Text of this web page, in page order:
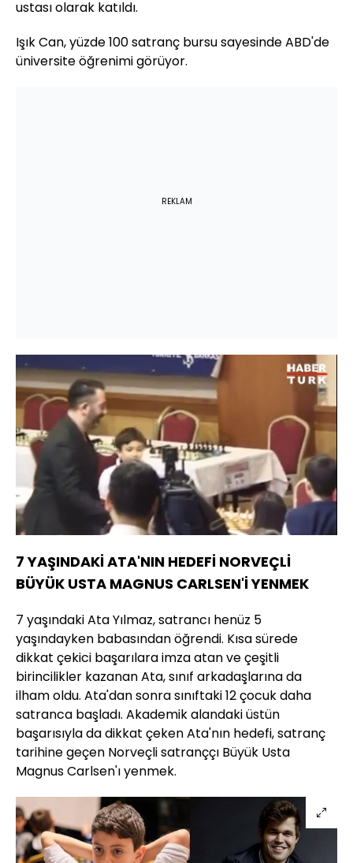
ustası olarak katıldı.
Işık Can, yüzde 100 satranç bursu sayesinde ABD'de
üniversite öğrenimi görüyor.
REKLAM
Aç
Yüklendi
33.24%
Oynatma
Hızı
7 YAŞINDAKİ ATA'NIN HEDEFİ NORVEÇLİ
BÜYÜK USTA MAGNUS CARLSEN'İ YENMEK
7 yaşındaki Ata Yılmaz, satrancı henüz 5
yaşındayken babasından öğrendi. Kısa sürede
dikkat çekici başarılara imza atan ve çeşitli
birincilikler kazanan Ata, sınıf arkadaşlarına da
ilham oldu. Ata'dan sonra sınıftaki 12 çocuk daha
satranca başladı. Akademik alandaki üstün
başarısıyla da dikkat çeken Ata'nın hedefi, satranç
tarihine geçen Norveçli satranççı Büyük Usta
Magnus Carlsen'ı yenmek.